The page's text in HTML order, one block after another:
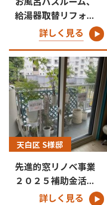
給湯器取替リフォ...
詳しく見る
天白区 S様邸
先進的窓リノベ事業
２０２５補助金活...
詳しく見る